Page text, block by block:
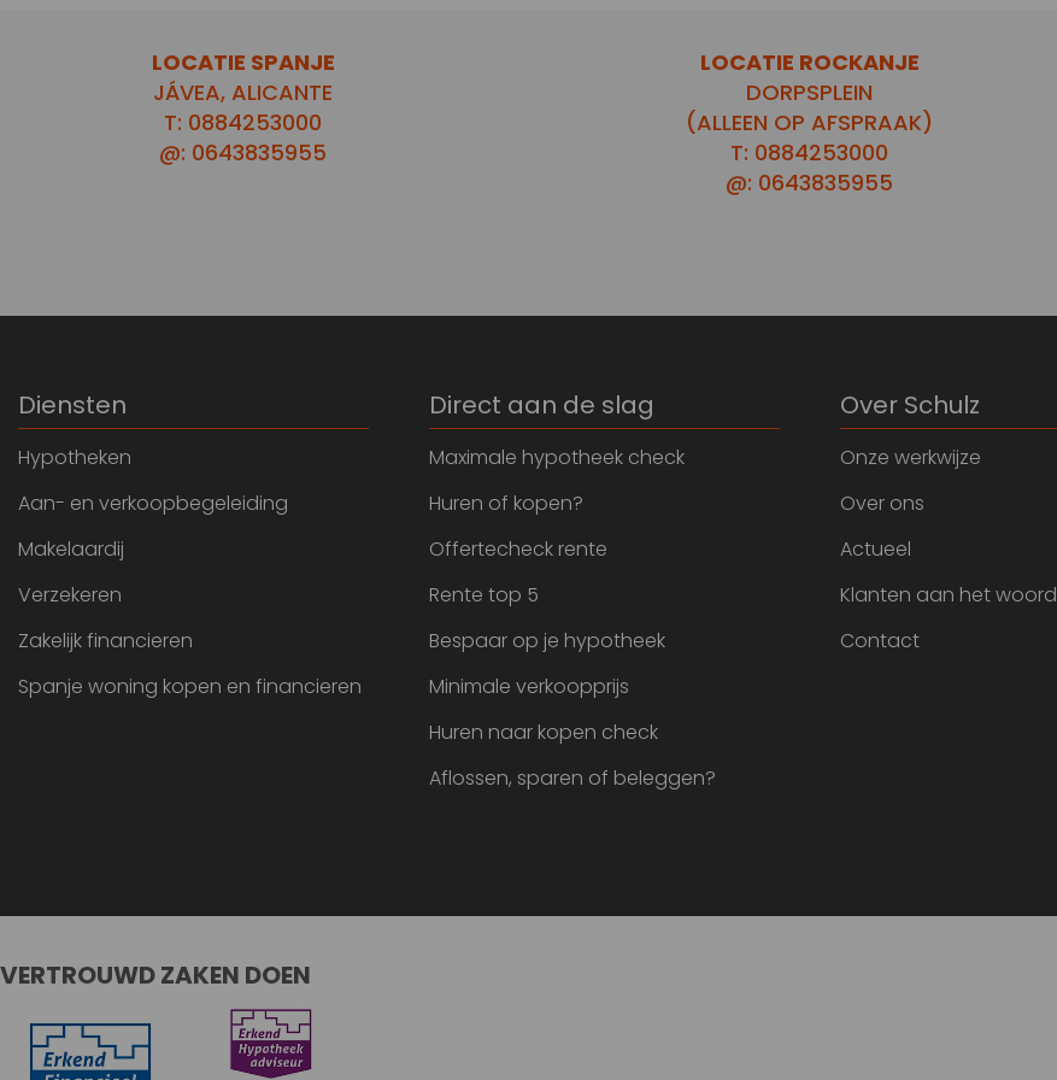
LOCATIE SPANJE
JÁVEA, ALICANTE
T: 0884253000
@: 0643835955
LOCATIE ROCKANJE
DORPSPLEIN
(ALLEEN OP AFSPRAAK)
T: 0884253000
@: 0643835955
Diensten
Hypotheken
Aan- en verkoopbegeleiding
Makelaardij
Verzekeren
Zakelijk financieren
Spanje woning kopen en financieren
Direct aan de slag
Maximale hypotheek check
Huren of kopen?
Offertecheck rente
Rente top 5
Bespaar op je hypotheek
Minimale verkoopprijs
Huren naar kopen check
Aflossen, sparen of beleggen?
Over Schulz
Onze werkwijze
Over ons
Actueel
Klanten aan het woord
Contact
VERTROUWD ZAKEN DOEN